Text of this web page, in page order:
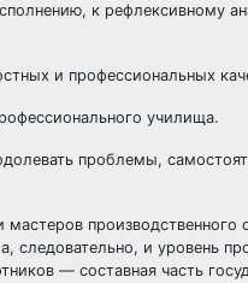
к рефлексивному
и профессиональных
училища.
проблемы,
производственного
следовательно, и уровень
— составная часть